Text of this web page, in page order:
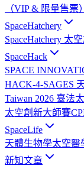
（VIP & 限量售票）
SpaceHatchery
SpaceHatchery 太
SpaceHack
SPACE
HACK-4-SAGES
Taiwan 2026 臺法
太空創新大師賽
SpaceLife
天體生物學太空醫
新知文章